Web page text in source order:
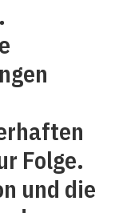
Folge.
und die